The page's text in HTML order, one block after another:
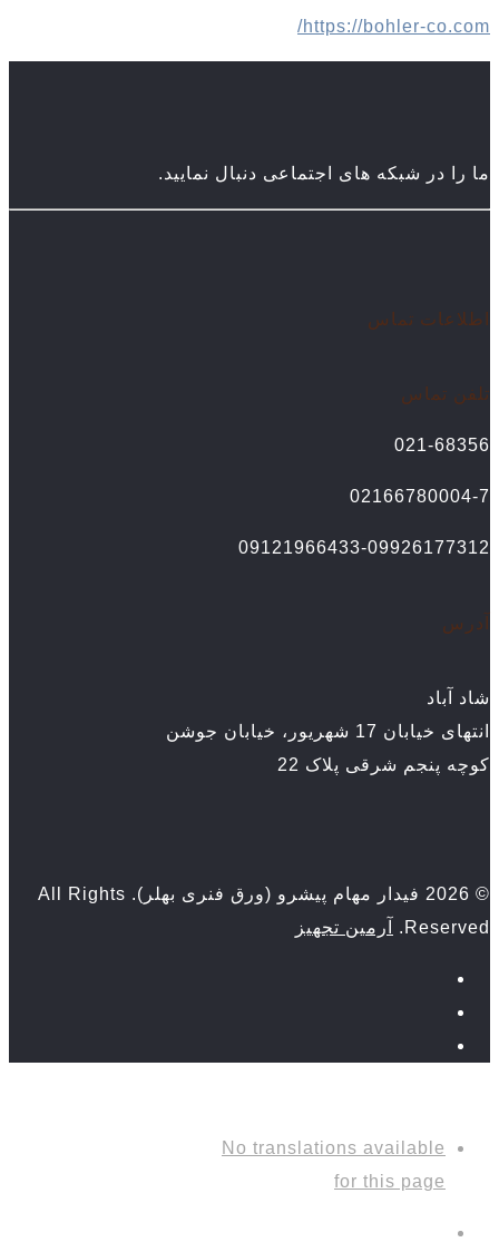
https://bohler-co.com/
ما را در شبکه های اجتماعی دنبال نمایید.
اطلاعات تماس
تلفن تماس
021-68356
02166780004-7
09121966433-09926177312
آدرس
شاد آباد
انتهای خیابان 17 شهریور، خیابان جوشن
کوچه پنجم شرقی پلاک 22
© 2026 فیدار مهام پیشرو (ورق فنری بهلر). All Rights
Reserved.
آرمین تجهیز
No translations available
for this page